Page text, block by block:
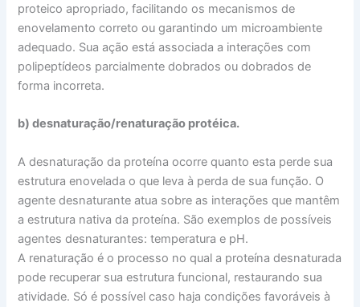
proteico apropriado, facilitando os mecanismos de
enovelamento correto ou garantindo um microambiente
adequado. Sua ação está associada a interações com
polipeptídeos parcialmente dobrados ou dobrados de
forma incorreta.
b) desnaturação/renaturação protéica.
A desnaturação da proteína ocorre quanto esta perde sua
estrutura enovelada o que leva à perda de sua função. O
agente desnaturante atua sobre as interações que mantêm
a estrutura nativa da proteína. São exemplos de possíveis
agentes desnaturantes: temperatura e pH.
A renaturação é o processo no qual a proteína desnaturada
pode recuperar sua estrutura funcional, restaurando sua
atividade. Só é possível caso haja condições favoráveis à